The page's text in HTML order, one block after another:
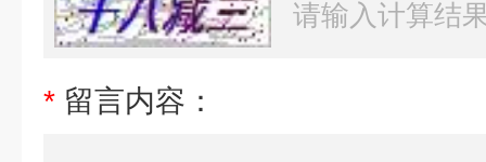
* 留言内容：